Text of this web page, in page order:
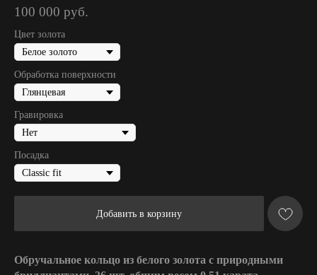
100 000 руб.
Цвет золота
Обработка поверхности
Гравировка
Посадка
Добавить в корзину
Обручальное кольцо из белого золота с природными